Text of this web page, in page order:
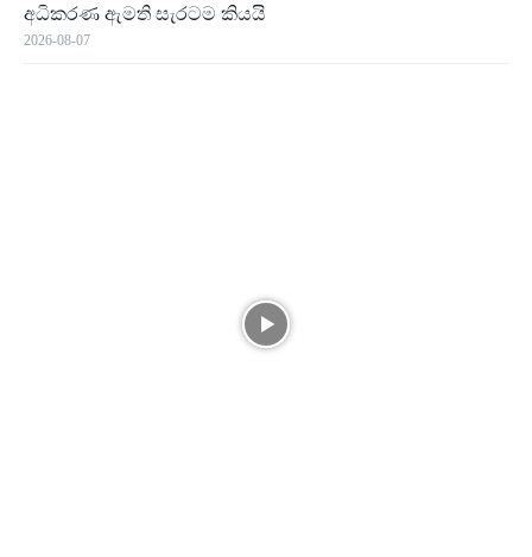
අධිකරණ ඇමති සැරටම කියයි
2026-08-07